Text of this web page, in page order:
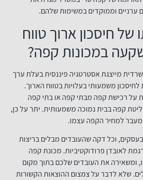
ערניים וממוקדים במשימות שלהם.
חיסכון ארוך טווח
במכונות קפה?
מייצגת אסטרטגיה פיננסית בעלת ערך
משמעותי בעלויות בטווח הארוך.
על רכישת קפה מבתי קפה או בתי קפה
קפה בבית נמוכה משמעותית. יתר על כן,
למחיר הקפה עצמו.
וכל דקה שהעובדים מבלים בריצות
לאובדן פרודוקטיביות. מכונת קפה
ומשאירה את העובדים שלכם בתוך מקום
שלא לדבר על צמצום ההוצאות הקשורות